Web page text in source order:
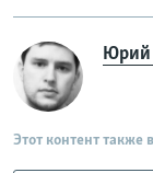
Юрий
Этот контент также